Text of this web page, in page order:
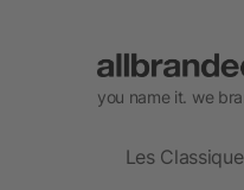
you name it. we
Les